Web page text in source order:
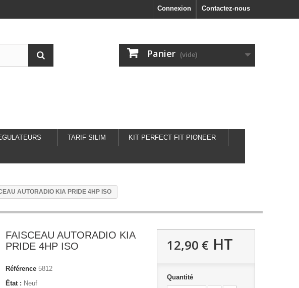
Contactez-nous
Connexion
Panier (vide)
TARIF SILIM KIT PERFECT FIT PIONEER
AUTORADIO KIA PRIDE 4HP ISO
FAISCEAU AUTORADIO KIA
PRIDE 4HP ISO
Référence 5812
État : Neuf
12,90 €HT
Quantité